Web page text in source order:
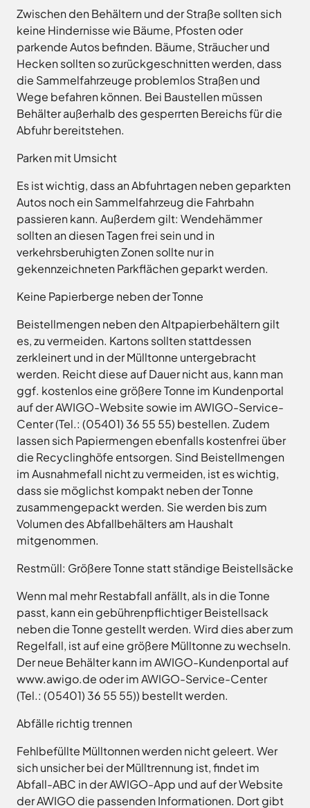
Zwischen den Behältern und der Straße sollten sich
keine Hindernisse wie Bäume, Pfosten oder
parkende Autos befinden. Bäume, Sträucher und
Hecken sollten so zurückgeschnitten werden, dass
die Sammelfahrzeuge problemlos Straßen und
Wege befahren können. Bei Baustellen müssen
Behälter außerhalb des gesperrten Bereichs für die
Abfuhr bereitstehen.
Parken mit Umsicht
Es ist wichtig, dass an Abfuhrtagen neben geparkten
Autos noch ein Sammelfahrzeug die Fahrbahn
passieren kann. Außerdem gilt: Wendehämmer
sollten an diesen Tagen frei sein und in
verkehrsberuhigten Zonen sollte nur in
gekennzeichneten Parkflächen geparkt werden.
Keine Papierberge neben der Tonne
Beistellmengen neben den Altpapierbehältern gilt
es, zu vermeiden. Kartons sollten stattdessen
zerkleinert und in der Mülltonne untergebracht
werden. Reicht diese auf Dauer nicht aus, kann man
ggf. kostenlos eine größere Tonne im Kundenportal
auf der AWIGO-Website sowie im AWIGO-Service-
Center (Tel.: (05401) 36 55 55) bestellen. Zudem
lassen sich Papiermengen ebenfalls kostenfrei über
die Recyclinghöfe entsorgen. Sind Beistellmengen
im Ausnahmefall nicht zu vermeiden, ist es wichtig,
dass sie möglichst kompakt neben der Tonne
zusammengepackt werden. Sie werden bis zum
Volumen des Abfallbehälters am Haushalt
mitgenommen.
Restmüll: Größere Tonne statt ständige Beistellsäcke
Wenn mal mehr Restabfall anfällt, als in die Tonne
passt, kann ein gebührenpflichtiger Beistellsack
neben die Tonne gestellt werden. Wird dies aber zum
Regelfall, ist auf eine größere Mülltonne zu wechseln.
Der neue Behälter kann im AWIGO-Kundenportal auf
www.awigo.de oder im AWIGO-Service-Center
(Tel.: (05401) 36 55 55)) bestellt werden.
Abfälle richtig trennen
Fehlbefüllte Mülltonnen werden nicht geleert. Wer
sich unsicher bei der Mülltrennung ist, findet im
Abfall-ABC in der AWIGO-App und auf der Website
der AWIGO die passenden Informationen. Dort gibt
Osnabrück
Stiftung
Lauter
Tourismusgesellschaft
Osnabrücker
Land
GmbH
Verkehrsgesellschaft
Landkreis
Volkshochschule
Osnabrücker
Land
Wirtschaftsförderungsgesellschaft
Osnabrücker
Land
Außenstellen
der
Kreisverwaltung
Karte
aufrufen
Belm
Bersenbrück
Bissendorf
Bohmte
Bramsche
Dissen
Fürstenau
Georgsmarienhütte
Hagen
Hasbergen
Hilter
Melle
Neuenkirchen
Osnabrück
Wallenhorst